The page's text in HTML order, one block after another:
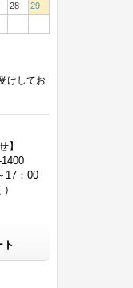
28
29
けしてお
】
17：00